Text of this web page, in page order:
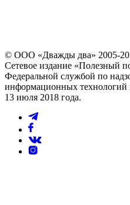
© ООО «Дважды два» 2005-
Сетевое издание «Полезный
Федеральной службой по
информационных
13 июля 2018 года.